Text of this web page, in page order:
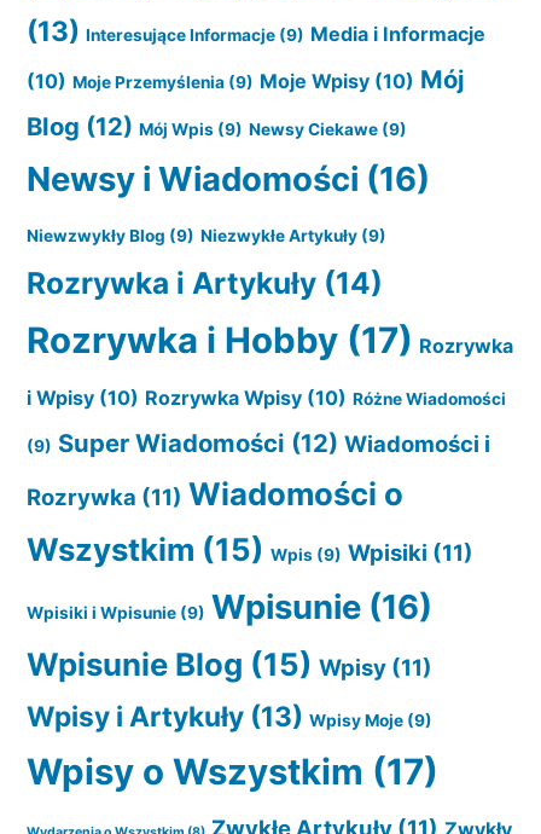
(13) Interesujące Informacje (9) Media i Informacje
(10) Moje Przemyślenia (9) Moje Wpisy (10) Mój
Blog (12) Mój Wpis (9) Newsy Ciekawe (9)
Newsy i Wiadomości (16)
Niewzwykły Blog (9) Niezwykłe Artykuły (9)
Rozrywka i Artykuły (14)
Rozrywka i Hobby (17) Rozrywka
i Wpisy (10) Rozrywka Wpisy (10) Różne Wiadomości
(9) Super Wiadomości (12) Wiadomości i
Rozrywka (11) Wiadomości o
Wszystkim (15) Wpis (9) Wpisiki (11)
Wpisiki i Wpisunie (9) Wpisunie (16)
Wpisunie Blog (15) Wpisy (11)
Wpisy i Artykuły (13) Wpisy Moje (9)
Wpisy o Wszystkim (17)
Zwykłe Artykuły (11) Zwykły